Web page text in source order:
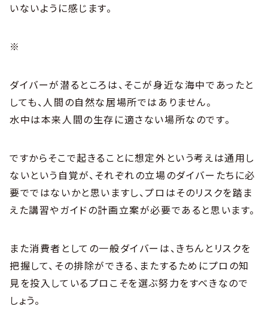
いないように感じます。
※
ダイバーが潜るところは、そこが身近な海中であったと
しても、人間の自然な居場所ではありません。
水中は本来人間の生存に適さない場所なのです。
ですからそこで起きることに想定外という考えは通用し
ないという自覚が、それぞれの立場のダイバーたちに必
要でではないかと思いますし、プロはそのリスクを踏ま
えた講習やガイドの計画立案が必要であると思います。
また消費者としての一般ダイバーは、きちんとリスクを
把握して、その排除ができる、またするためにプロの知
見を投入しているプロこそを選ぶ努力をすべきなので
しょう。